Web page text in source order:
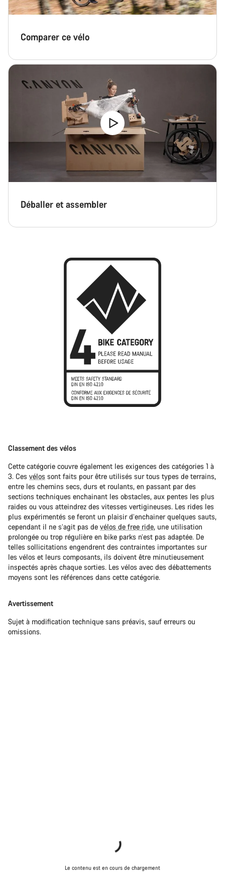
Comparer ce vélo
Déballer et assembler
Classement des vélos
Cette catégorie couvre également les exigences des catégories 1 à
3. Ces vélos sont faits pour être utilisés sur tous types de terrains,
entre les chemins secs, durs et roulants, en passant par des
sections techniques enchainant les obstacles, aux pentes les plus
raides ou vous atteindrez des vitesses vertigineuses. Les rides les
plus expérimentés se feront un plaisir d’enchainer quelques sauts,
cependant il ne s’agit pas de vélos de free ride, une utilisation
prolongée ou trop régulière en bike parks n’est pas adaptée. De
telles sollicitations engendrent des contraintes importantes sur
les vélos et leurs composants, ils doivent être minutieusement
inspectés après chaque sorties. Les vélos avec des débattements
moyens sont les références dans cette catégorie.
Avertissement
Sujet à modification technique sans préavis, sauf erreurs ou
omissions.
Le contenu est en cours de chargement